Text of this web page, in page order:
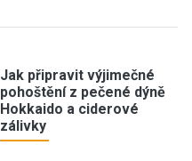
Jak připravit výjimečné
pohoštění z pečené dýně
Hokkaido a ciderové
zálivky